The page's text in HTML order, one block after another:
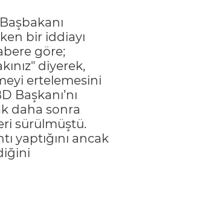
bir iddiayı
göre;
diyerek,
ertelemesini
daha sonra
sürülmüştü.
yaptığını ancak